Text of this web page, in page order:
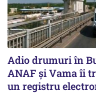
Adio drumuri în
ANAF și Vama îi
un registru